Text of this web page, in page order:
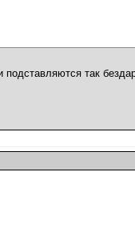
подставляются так